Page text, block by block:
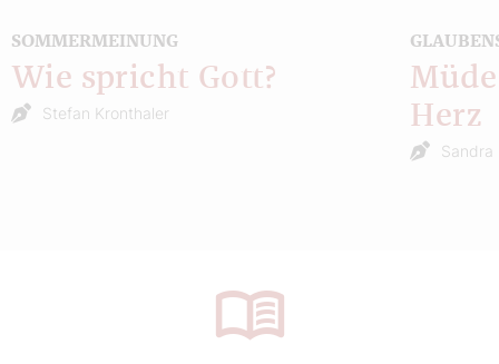
SOMMERMEINUNG
Wie spricht Gott?
Stefan Kronthaler
Herz
Sandra